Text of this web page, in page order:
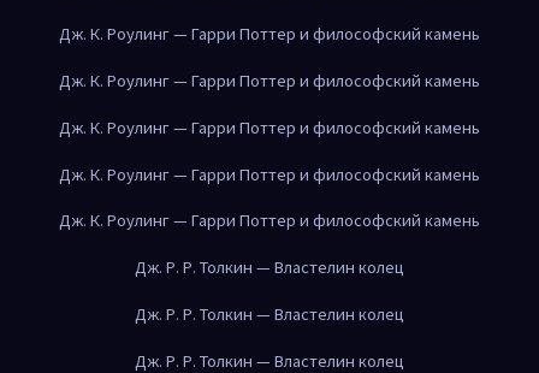
Дж. К. Роулинг — Гарри Поттер и философский камень
Дж. К. Роулинг — Гарри Поттер и философский камень
Дж. К. Роулинг — Гарри Поттер и философский камень
Дж. К. Роулинг — Гарри Поттер и философский камень
Дж. К. Роулинг — Гарри Поттер и философский камень
Дж. Р. Р. Толкин — Властелин колец
Дж. Р. Р. Толкин — Властелин колец
Дж. Р. Р. Толкин — Властелин колец